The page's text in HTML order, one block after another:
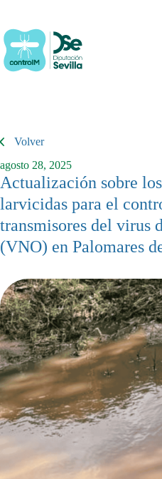
contenido
Volver
agosto 28, 2025
Actualización sobre
larvicidas para el
transmisores del virus
(VNO) en Palomares